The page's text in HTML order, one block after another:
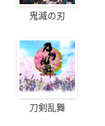
鬼滅の刃
刀剣乱舞